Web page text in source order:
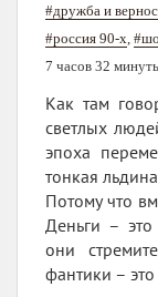
#дружба и
#россия 90-х
7 часов 32
Как там
светлых
эпоха
тонкая
Потому что
Деньги –
они
фантики –